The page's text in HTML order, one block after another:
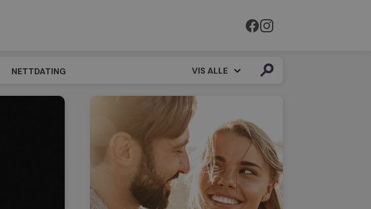
NETTDATING VIS ALLE